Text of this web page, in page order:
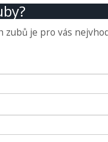
je pro vás